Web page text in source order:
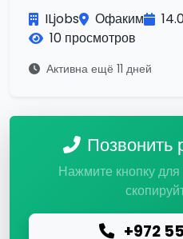
ILjobs Офаким
10 просмотров
Активна ещё 11 дней
Позвонить
Нажмите кнопку
+972